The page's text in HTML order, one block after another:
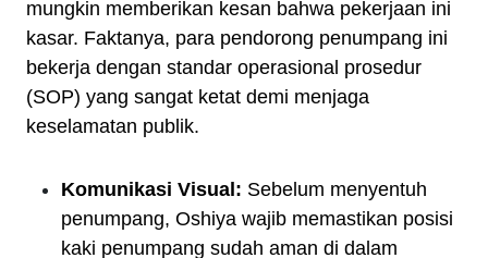
mungkin memberikan kesan bahwa pekerjaan ini
kasar. Faktanya, para pendorong penumpang ini
bekerja dengan standar operasional prosedur
(SOP) yang sangat ketat demi menjaga
keselamatan publik.
Komunikasi Visual: Sebelum menyentuh
penumpang, Oshiya wajib memastikan posisi
kaki penumpang sudah aman di dalam